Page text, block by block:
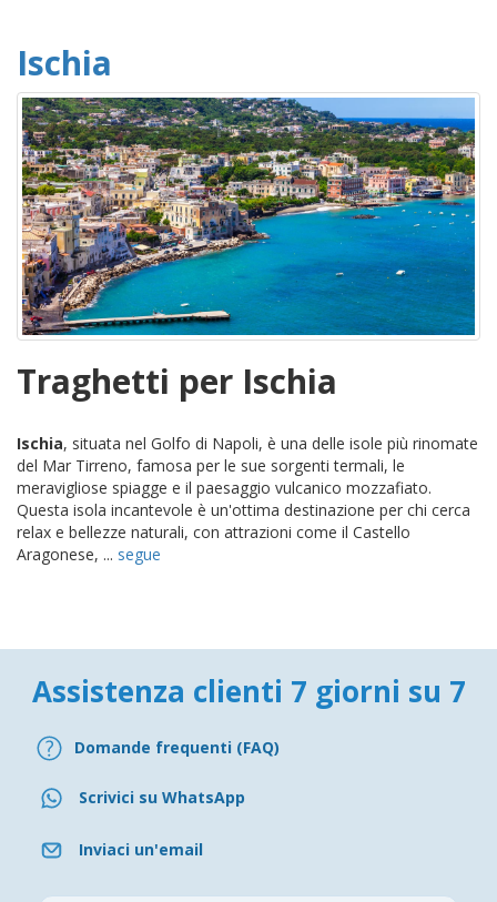
Ischia
Traghetti per Ischia
Ischia, situata nel Golfo di Napoli, è una delle isole più rinomate
del Mar Tirreno, famosa per le sue sorgenti termali, le
meravigliose spiagge e il paesaggio vulcanico mozzafiato.
Questa isola incantevole è un'ottima destinazione per chi cerca
relax e bellezze naturali, con attrazioni come il Castello
Aragonese, ... segue
Assistenza clienti 7 giorni su 7
Domande frequenti (FAQ)
Scrivici su WhatsApp
Inviaci un'email